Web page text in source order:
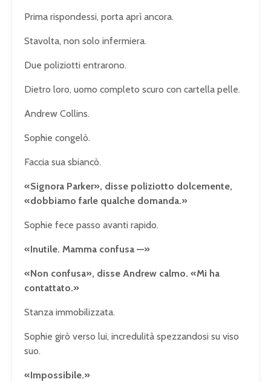
Prima rispondessi, porta aprì ancora.
Stavolta, non solo infermiera.
Due poliziotti entrarono.
Dietro loro, uomo completo scuro con cartella pelle.
Andrew Collins.
Sophie congelò.
Faccia sua sbiancò.
«Signora Parker», disse poliziotto dolcemente,
«dobbiamo farle qualche domanda.»
Sophie fece passo avanti rapido.
«Inutile. Mamma confusa —»
«Non confusa», disse Andrew calmo. «Mi ha
contattato.»
Stanza immobilizzata.
Sophie girò verso lui, incredulità spezzandosi su viso
suo.
«Impossibile.»